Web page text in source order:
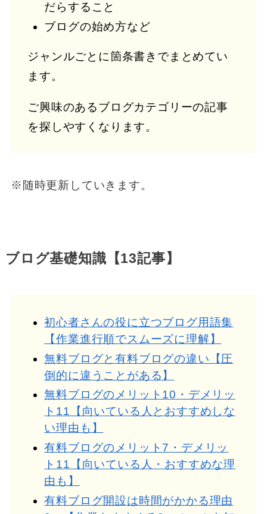
だらすること
ブログの始め方など
ジャンルごとに箇条書きでまとめてい
ます。
ご興味のあるブログカテゴリーの記事
を探しやすくなります。
※随時更新していきます。
ブログ基礎知識【13記事】
初心者さんの役に立つブログ用語集
【作業進行順でスムーズに理解】
無料ブログと有料ブログの違い【圧
倒的に違うことがある】
無料ブログのメリット10・デメリッ
ト11【向いている人とおすすめしな
い理由も】
有料ブログのメリット7・デメリッ
ト11【向いている人・おすすめな理
由も】
有料ブログ開設は時間がかかる理由